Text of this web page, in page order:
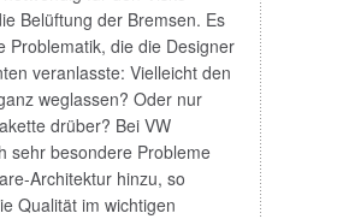
Belüftung der Bremsen. Es
Problematik, die die Designer
veranlasste: Vielleicht den
weglassen? Oder nur
drüber? Bei VW
sehr besondere Probleme
Architektur hinzu, so
Qualität im wichtigen